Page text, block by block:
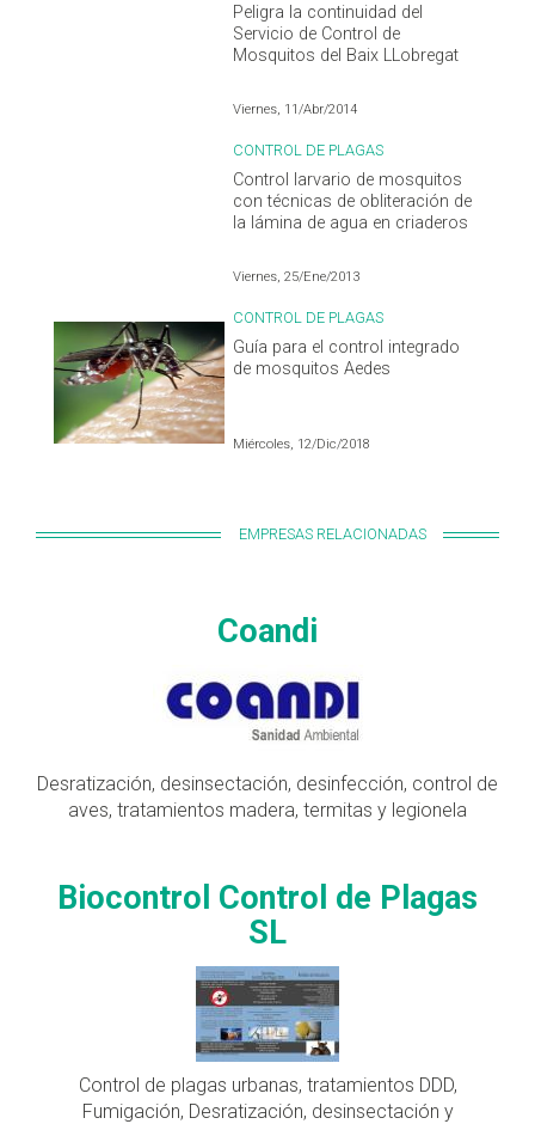
Peligra la continuidad del
Servicio de Control de
Mosquitos del Baix LLobregat
Viernes, 11/Abr/2014
CONTROL DE PLAGAS
Control larvario de mosquitos
con técnicas de obliteración de
la lámina de agua en criaderos
Viernes, 25/Ene/2013
CONTROL DE PLAGAS
Guía para el control integrado
de mosquitos Aedes
Miércoles, 12/Dic/2018
EMPRESAS RELACIONADAS
Coandi
Desratización, desinsectación, desinfección, control de
aves, tratamientos madera, termitas y legionela
Biocontrol Control de Plagas
SL
Control de plagas urbanas, tratamientos DDD,
Fumigación, Desratización, desinsectación y